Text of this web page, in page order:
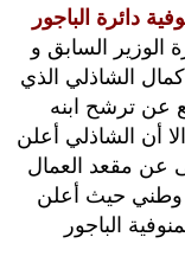
دائرة الباجور
الوزير السابق و
الشاذلي الذي
عن ترشح ابنه
أن الشاذلي أعلن
عن مقعد العمال
وطني حيث أعلن
الباجور